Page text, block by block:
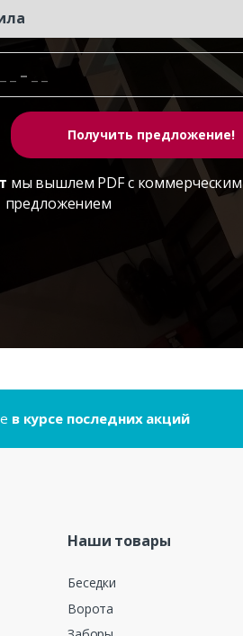
мы вышлем PDF с коммерческим
предложением
в курсе последних акций
Наши товары
Беседки
Ворота